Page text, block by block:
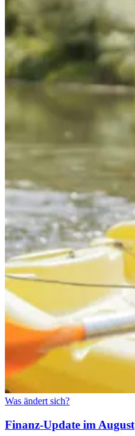
Was ändert sich?
Finanz-Update im August